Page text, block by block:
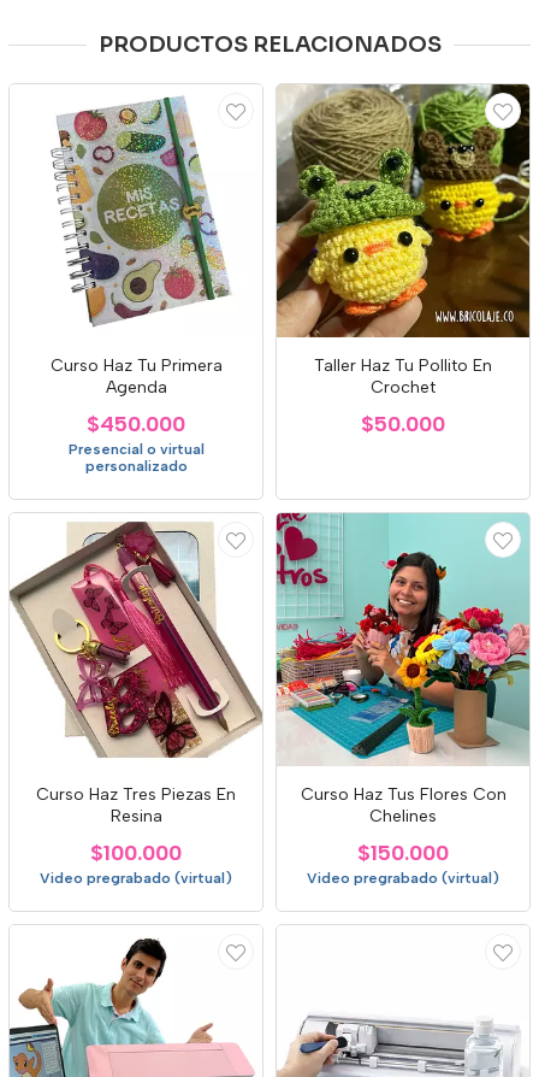
PRODUCTOS RELACIONADOS
Curso Haz Tu Primera
Agenda
$450.000
Presencial o virtual
personalizado
Taller Haz Tu Pollito En
Crochet
$50.000
Curso Haz Tres Piezas En
Resina
$100.000
Video pregrabado (virtual)
Curso Haz Tus Flores Con
Chelines
$150.000
Video pregrabado (virtual)